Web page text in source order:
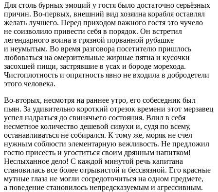
Для столь бурных эмоций у гостя было достаточно серьёзных
причин. Во-первых, внешний вид хозяина корабля оставлял
желать лучшего. Перед приходом важного гостя это чучело
не соизволило привести себя в порядок. Он встретил
легендарного воина в грязной порванной рубашке
и неумытым. Во время разговора посетителю пришлось
любоваться на омерзительные жирные пятна и кусочки
засохшей пищи, застрявшие в усах и бороде морехода.
Чистоплотность и опрятность явно не входила в добродетели
этого человека.
Во-вторых, несмотря на раннее утро, его собеседник был
пьян. За удивительно короткий отрезок времени этот мерзавец
успел надраться до свинячьего состояния. Влил в себя
несметное количество дешевой сивухи и, судя по всему,
останавливаться не собирался. К тому же, моряк не счел
нужным соблюсти элементарную вежливость. Не предложил
гостю присесть и угоститься своим дрянным напитком!
Неслыханное дело! С каждой минутой речь капитана
становилась все более отрывистой и бессвязной. Его красные
мутные глаза не могли сосредоточиться на одном предмете,
а поведение становилось непредсказуемым и агрессивным.